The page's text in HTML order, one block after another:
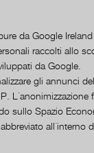
da Google
raccolti allo
da Google.
gli annunci
sullo Spazio
all´interno